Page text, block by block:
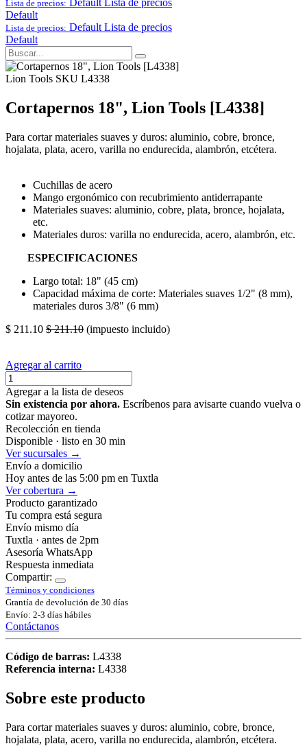
Lista de precios: Default Lista de precios
Default
Lista de precios: Default Lista de precios
Default
Lion Tools SKU L4338
Cortapernos 18", Lion Tools [L4338]
Para cortar materiales suaves y duros: aluminio, cobre, bronce,
hojalata, plata, acero, varilla no endurecida, alambrón, etcétera.
Cuchillas de acero
Mango ergonómico con recubrimiento antiderrapante
Materiales suaves: aluminio, cobre, plata, bronce, hojalata,
etc.
Materiales duros: varilla no endurecida, acero, alambrón, etc.
ESPECIFICACIONES
Largo total: 18" (45 cm)
Capacidad máxima de corte: Materiales suaves 1/2" (8 mm),
materiales duros 3/8" (6 mm)
$ 211.10 $211.10 (impuesto incluido)
Agregar al carrito
Agregar a la lista de deseos
Sin existencia por ahora. Escríbenos para avisarte cuando vuelva o
cotizar mayoreo.
Recolección en tienda
Disponible · listo en 30 min
Ver sucursales →
Envío a domicilio
Hoy antes de las 5:00 pm en Tuxtla
Ver cobertura →
Producto garantizado
Tu compra está segura
Envío mismo día
Tuxtla · antes de 2pm
Asesoría WhatsApp
Respuesta inmediata
Compartir:
Términos y condiciones
Grantía de devolución de 30 días
Envío: 2-3 días hábiles
Contáctanos
Código de barras: L4338
Referencia interna: L4338
Sobre este producto
Para cortar materiales suaves y duros: aluminio, cobre, bronce,
hojalata, plata, acero, varilla no endurecida, alambrón, etcétera.